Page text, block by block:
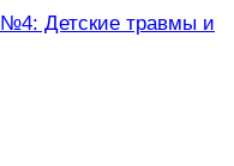
Детские травмы и